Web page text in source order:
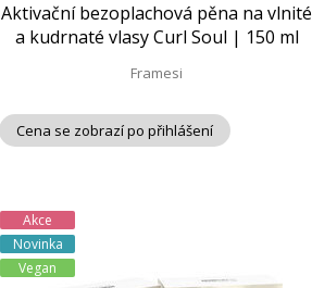
Aktivační bezoplachová pěna na vlnité
a kudrnaté vlasy Curl Soul | 150 ml
Framesi
Cena se zobrazí po přihlášení
Akce
Novinka
Vegan